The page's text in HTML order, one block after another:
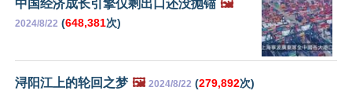
中国经济成长引擎仅剩出口还没抛锚 🖼️
2024/8/22 (648,381次)
浔阳江上的轮回之梦 🖼️ 2024/8/22 (279,892次)